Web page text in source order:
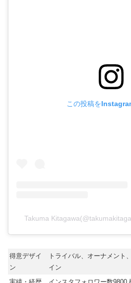
この投稿を
Takuma
得意デザイ
ン
トライバル、オーナメント
イン